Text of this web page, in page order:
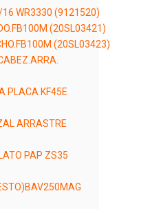
16 WR3330 (9121520)
(20SL03421)
(20SL03423)
PLACA KF45E
ARRASTRE
PAP ZS35